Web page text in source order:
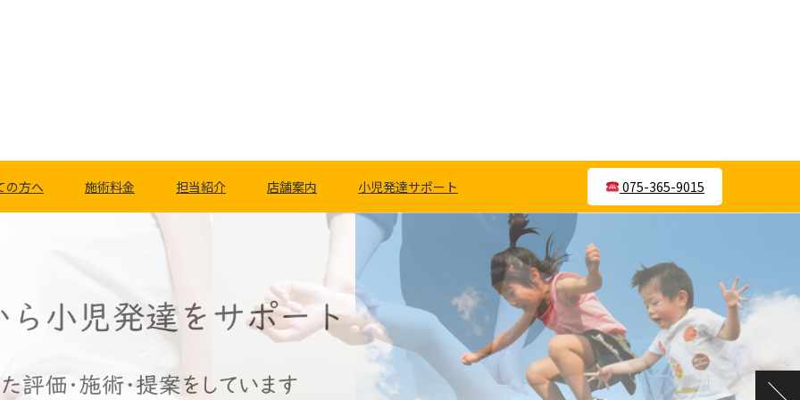
の方へ 施術料金 担当紹介 店舗案内 小児発達サポート 075-365-9015